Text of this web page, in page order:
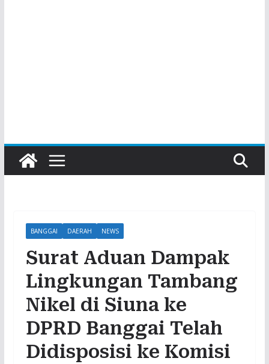
BANGGAI DAERAH NEWS
Surat Aduan Dampak
Lingkungan Tambang
Nikel di Siuna ke
DPRD Banggai Telah
Didisposisi ke Komisi